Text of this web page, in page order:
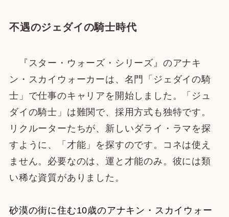
不遇のジェダイの騎士時代
『スター・ウォーズ・シリーズ』のアナキ
ン・スカイウォーカーは、名門「ジェダイの騎
士」で仕事のキャリアを開始しました。「ジュ
ダイの騎士」は難関で、採用方式も独特です。
リクルーターたちが、新しいダライ・ラマを探
すように、「才能」を探すのです。コネは使え
ません。必要なのは、運と才能のみ。彼には類
い稀な資質がありました。
砂漠の街に住む10歳のアナキン・スカイウォー